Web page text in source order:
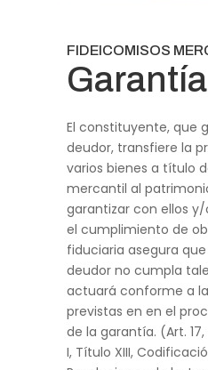
FIDEICOMISOS
Garantía
El constituyente, que
deudor, transfiere la
varios bienes a título
mercantil al
garantizar con ellos
el cumplimiento de
fiduciaria asegura
deudor no cumpla
actuará conforme a
previstas en en el
de la garantía. (Art.
I, Título XIII,